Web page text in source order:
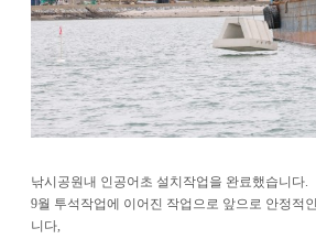
낚시공원내 인공어초 설치작업을 완료했습니다.
9월 투석작업에 이어진 작업으로 앞으로 안정적
니다,